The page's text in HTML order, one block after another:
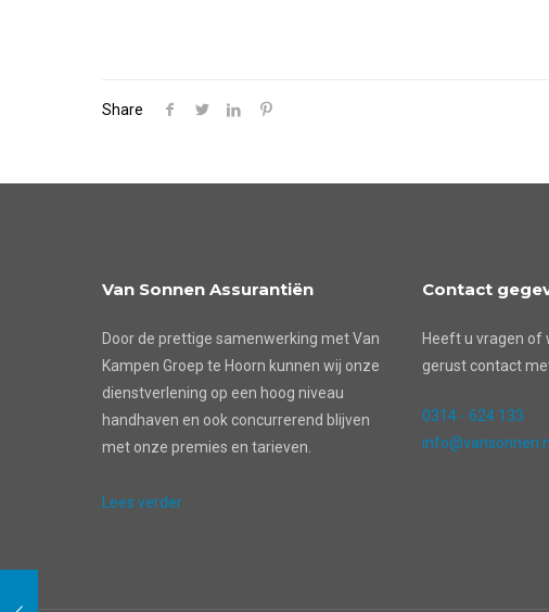
Share
Van Sonnen Assurantiën
Door de prettige samenwerking met Van
Kampen Groep te Hoorn kunnen wij onze
dienstverlening op een hoog niveau
handhaven en ook concurrerend blijven
met onze premies en tarieven.
Lees verder
Contact
Heeft u vragen of
gerust contact
0314 - 624 133
info@vansonnen.nl